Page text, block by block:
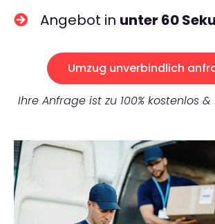
Angebot in unter 60
Umzug unverbindlich
Ihre Anfrage ist zu 100% kostenlos